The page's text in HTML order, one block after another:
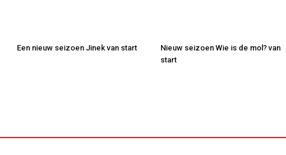
Een nieuw seizoen Jinek van start
Nieuw seizoen Wie is de mol? van
start